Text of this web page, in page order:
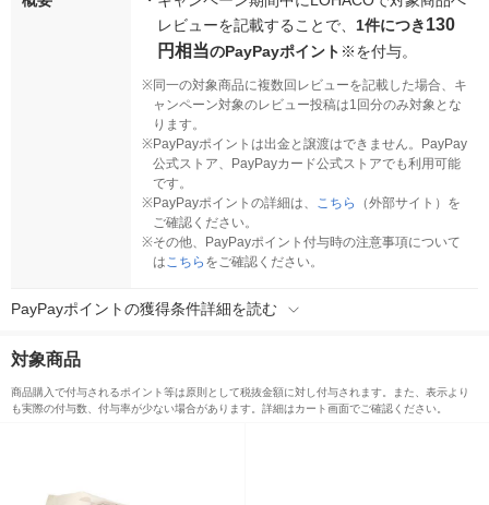
レビューを記載することで、 1件につき130
円相当のPayPayポイント ※を付与。
※同一の対象商品に複数回レビューを記載した場合、キ
ャンペーン対象のレビュー投稿は1回分のみ対象とな
ります。
※PayPayポイントは出金と譲渡はできません。PayPay
公式ストア、PayPayカード公式ストアでも利用可能
です。
※PayPayポイントの詳細は、 こちら
（外部サイト）を
ご確認ください。
※その他、PayPayポイント付与時の注意事項について
はこちら をご確認ください。
PayPayポイントの獲得条件詳細を読む
対象商品
商品購入で付与されるポイント等は原則として税抜金額に対し付与されます。また、表示より
も実際の付与数、付与率が少ない場合があります。詳細はカート画面でご確認ください。